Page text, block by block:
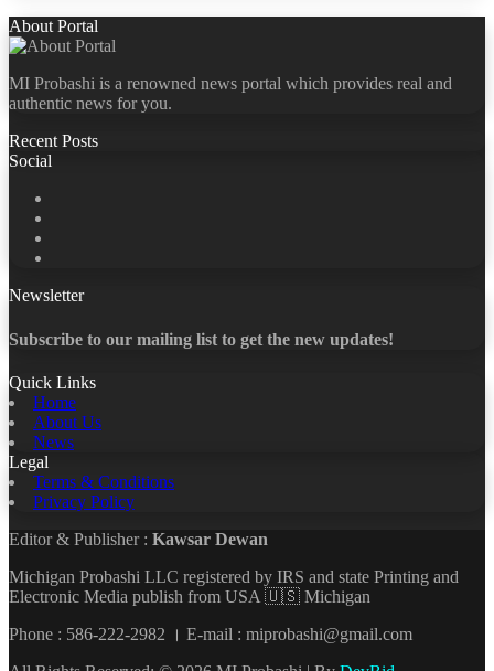
About Portal
MI Probashi is a renowned news portal which provides real and
authentic news for you.
Recent Posts
Social
Newsletter
Subscribe to our mailing list to get the new updates!
Quick Links
Home
About Us
News
Legal
Terms & Conditions
Privacy Policy
Editor & Publisher : Kawsar Dewan
Michigan Probashi LLC registered by IRS and state Printing and
Electronic Media publish from USA 🇺🇸 Michigan
Phone : 586-222-2982 । E-mail : miprobashi@gmail.com